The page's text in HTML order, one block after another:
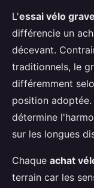
L'essai vélo
différencie un
décevant.
traditionnels, le
différemment
position
détermine
sur les longues
Chaque achat
terrain car les